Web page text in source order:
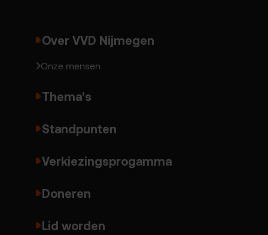
Over VVD Nijmegen
Onze mensen
Thema's
Standpunten
Verkiezingsprogamma
Doneren
Lid worden